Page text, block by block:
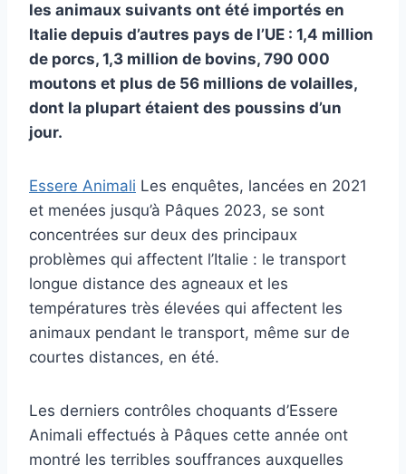
les animaux suivants ont été importés en
Italie depuis d’autres pays de l’UE : 1,4 million
de porcs, 1,3 million de bovins, 790 000
moutons et plus de 56 millions de volailles,
dont la plupart étaient des poussins d’un
jour.
Essere Animali Les enquêtes, lancées en 2021
et menées jusqu’à Pâques 2023, se sont
concentrées sur deux des principaux
problèmes qui affectent l’Italie : le transport
longue distance des agneaux et les
températures très élevées qui affectent les
animaux pendant le transport, même sur de
courtes distances, en été.
Les derniers contrôles choquants d’Essere
Animali effectués à Pâques cette année ont
montré les terribles souffrances auxquelles